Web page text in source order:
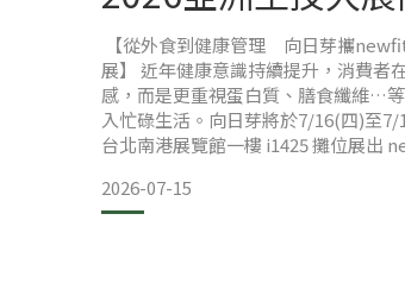
【從外食到健康管理 向日芽攜
展】 近年健康意識持續提升，消費者
感，而是更重視蛋白質、膳食纖維…
入忙碌生活。向日芽將於7/16(四)至
台北南港展覽館一樓 i1425 攤位展出
的新趨勢。 亞洲生技大展為亞洲具代
技醫藥、保健食品、智慧健
2026-07-15